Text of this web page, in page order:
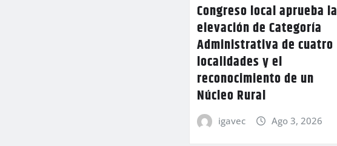
Congreso local aprueba la
elevación de Categoría
Administrativa de cuatro
localidades y el
reconocimiento de un
Núcleo Rural
igavec Ago 3, 2026